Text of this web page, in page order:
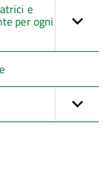
e
per ogni